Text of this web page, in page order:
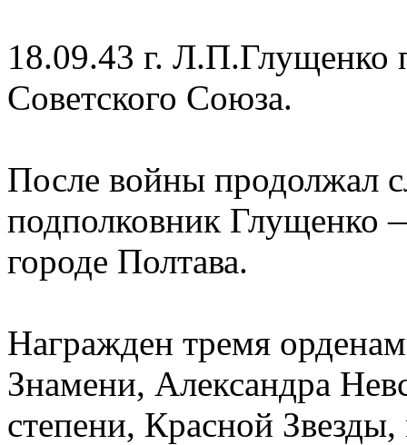
18.09.43 г. Л.П.Глущенко
Советского Союза.
После войны продолжал
подполковник Глущенко
городе Полтава.
Награжден тремя
Знамени, Александра
степени, Красной